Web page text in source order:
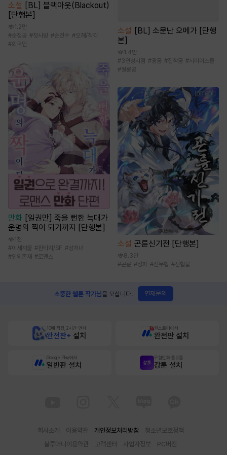
소설
[BL] 블랙아웃(Blackout)
[단행본]
1.2만
#순정공 #첫사랑 #순진수 #오해/착각
#외국인
만화 [일권만] 죽을 뻔한 늑대가
운명의 짝이 되기까지 [단행본]
1천
#이세계물 # 판타지/SF #상처녀
#인외존재 #로맨스
소설 [BL] 소문난 오메가 [단행
본]
1.4만
#3인칭시점 #광공 #집착공 #시리어스물
#절륜공
소설 곤륜신기전 [단행본]
8.3만
#곤륜 #정파 #신무협 #선협물
소중한 웹툰 작가님을 모십니다. 연재문의
10배 적립, 2시간 먼저
완전판+ 설치
원스토어에서
완전판 설치
Google Play에서
일반판 설치
무협만화 플랫폼
강툰 설치
회사소개 이용약관 개인정보처리방침
청소년보호정책
블루머니이용약관
고객센터 사업자정보 PC버전